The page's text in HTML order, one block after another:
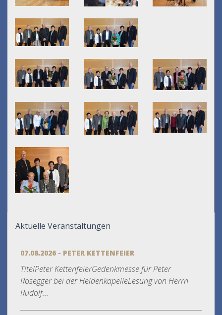
Aktuelle Veranstaltungen
07.08.2026 - PETER KETTENFEIER
TitelPeter KettenfeierGedenkmesse für Peter
Rosegger bei der HeldenkapelleLesung von Herrn
Rudolf...